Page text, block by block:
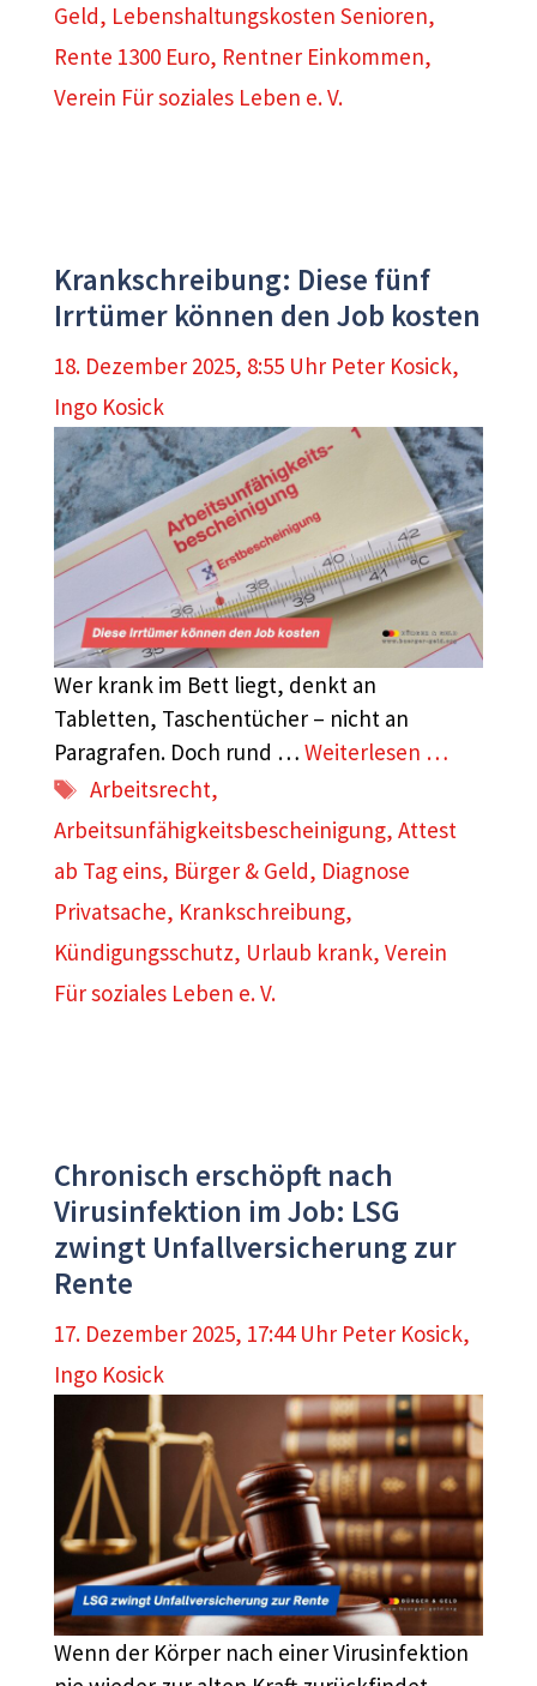
Geld, Lebenshaltungskosten Senioren,
Rente 1300 Euro, Rentner Einkommen,
Verein Für soziales Leben e. V.
Krankschreibung: Diese fünf
Irrtümer können den Job kosten
18. Dezember 2025, 8:55 Uhr Peter Kosick,
Ingo Kosick
Wer krank im Bett liegt, denkt an
Tabletten, Taschentücher – nicht an
Paragrafen. Doch rund … Weiterlesen …
Schlagwörter
Arbeitsrecht,
Arbeitsunfähigkeitsbescheinigung, Attest
ab Tag eins, Bürger & Geld, Diagnose
Privatsache, Krankschreibung,
Kündigungsschutz, Urlaub krank, Verein
Für soziales Leben e. V.
Chronisch erschöpft nach
Virusinfektion im Job: LSG
zwingt Unfallversicherung zur
Rente
17. Dezember 2025, 17:44 Uhr Peter Kosick,
Ingo Kosick
Wenn der Körper nach einer Virusinfektion